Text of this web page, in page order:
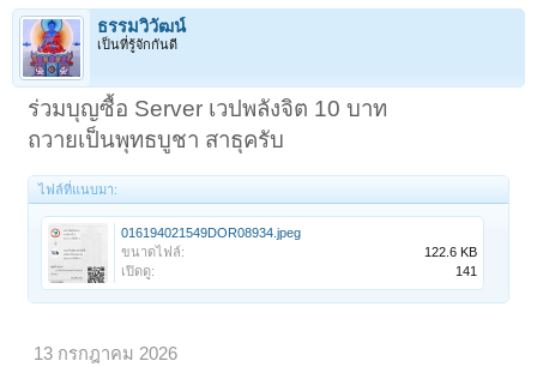
ธรรมวิวัฒน์
เป็นที่รู้จักกันดี
ร่วมบุญซื้อ Server เวปพลังจิต 10 บาท
ถวายเป็นพุทธบูชา สาธุครับ
ไฟล์ที่แนบมา:
016194021549DOR08934.jpeg
ขนาดไฟล์:
122.6 KB
เปิดดู:
141
13 กรกฎาคม 2026